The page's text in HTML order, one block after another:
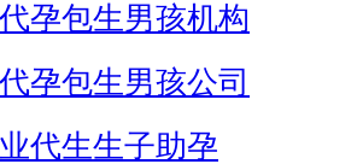
孕包生男孩机构
孕包生男孩公司
代生生子助孕